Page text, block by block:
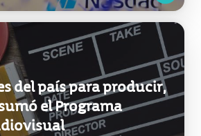
del país para producir,
el Programa